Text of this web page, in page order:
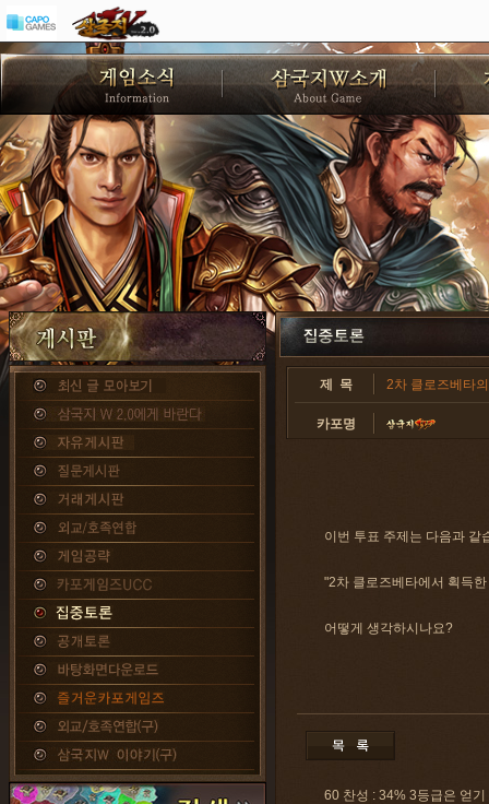
제 목 2차 클로즈베타
카포명
이번 투표 주제는 다음과 같
"2차 클로즈베타에서 획득
어떻게 생각하시나요?
60 찬성 : 34% 3등급은 얻